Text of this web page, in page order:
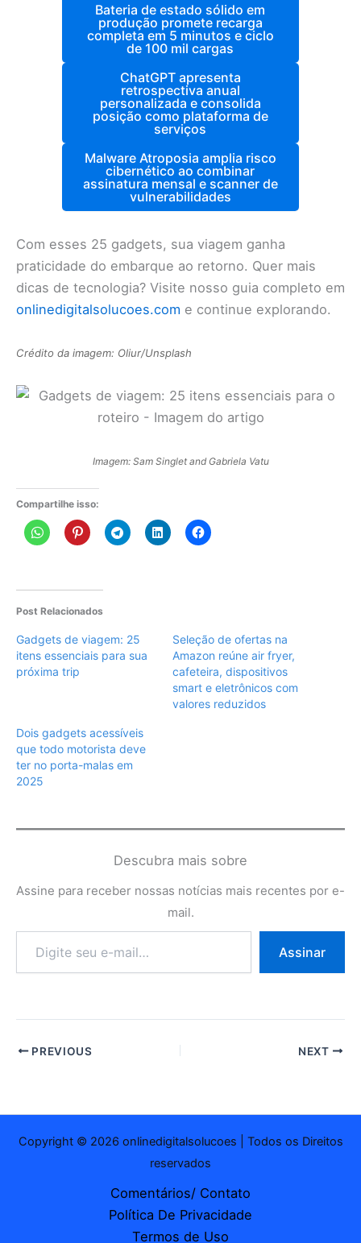
Bateria de estado sólido em
produção promete recarga
completa em 5 minutos e ciclo
de 100 mil cargas
ChatGPT apresenta
retrospectiva anual
personalizada e consolida
posição como plataforma de
serviços
Malware Atroposia amplia risco
cibernético ao combinar
assinatura mensal e scanner de
vulnerabilidades
Com esses 25 gadgets, sua viagem ganha
praticidade do embarque ao retorno. Quer mais
dicas de tecnologia? Visite nosso guia completo em
onlinedigitalsolucoes.com e continue explorando.
Crédito da imagem: Oliur/Unsplash
Imagem: Sam Singlet and Gabriela Vatu
Compartilhe isso:
Post Relacionados
Gadgets de viagem: 25
itens essenciais para sua
próxima trip
Seleção de ofertas na
Amazon reúne air fryer,
cafeteira, dispositivos
smart e eletrônicos com
valores reduzidos
Dois gadgets acessíveis
que todo motorista deve
ter no porta-malas em
2025
Descubra mais sobre
Assine para receber nossas notícias mais recentes por e-
mail.
e-
Assinar
PREVIOUS NEXT
Copyright © 2026 onlinedigitalsolucoes | Todos os Direitos
reservados
Comentários/ Contato
Política De Privacidade
Termos de Uso